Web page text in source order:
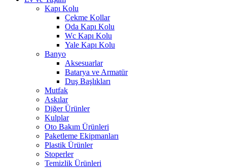
Kapı Kolu
Çekme Kollar
Oda Kapı Kolu
Wc Kapı Kolu
Yale Kapı Kolu
Banyo
Aksesuarlar
Batarya ve Armatür
Duş Başlıkları
Mutfak
Askılar
Diğer Ürünler
Kulplar
Oto Bakım Ürünleri
Paketleme Ekipmanları
Plastik Ürünler
Stoperler
Temizlik Ürünleri